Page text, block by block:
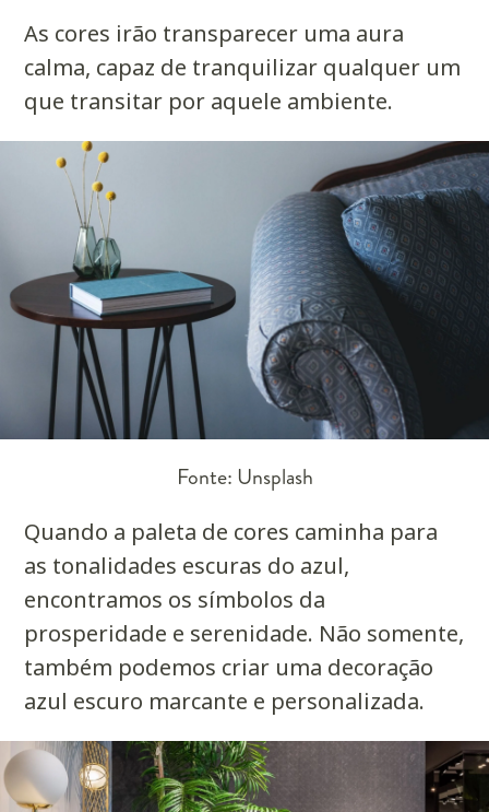
As cores irão transparecer uma aura
calma, capaz de tranquilizar qualquer um
que transitar por aquele ambiente.
Fonte: Unsplash
Quando a paleta de cores caminha para
as tonalidades escuras do azul,
encontramos os símbolos da
prosperidade e serenidade. Não somente,
também podemos criar uma decoração
azul escuro marcante e personalizada.